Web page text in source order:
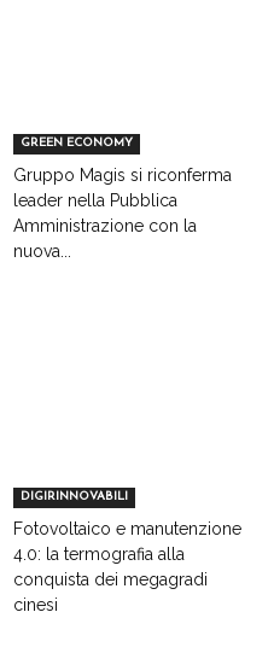
GREEN ECONOMY
Gruppo Magis si riconferma
leader nella Pubblica
Amministrazione con la
nuova...
DIGIRINNOVABILI
Fotovoltaico e manutenzione
4.0: la termografia alla
conquista dei megagradi
cinesi